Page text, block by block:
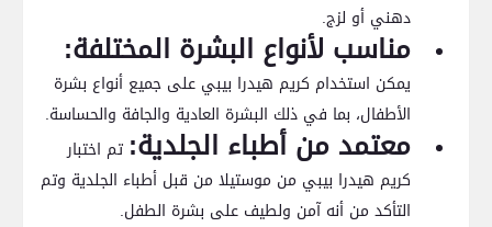
دهني أو لزج.
مناسب لأنواع البشرة​ المختلفة:
يمكن استخدام كريم هيدرا بيبي ⁣على جميع أنواع بشرة
الأطفال، بما في ذلك البشرة العادية والجافة ⁤والحساسة.
معتمد من‌ أطباء⁣ الجلدية: تم اختبار
كريم⁣ هيدرا بيبي من موستيلا من قبل أطباء الجلدية⁤ وتم
التأكد⁢ من أنه آمن⁤ ولطيف على بشرة الطفل.